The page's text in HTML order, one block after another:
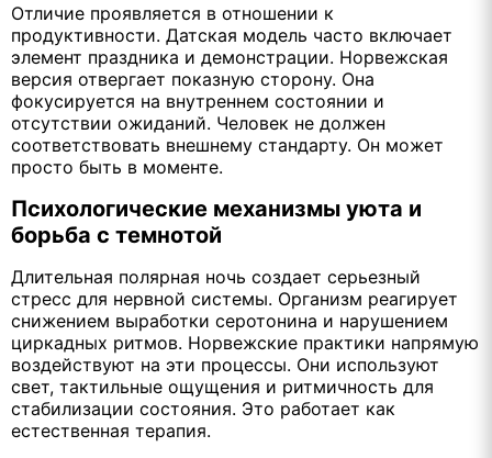
Отличие проявляется в отношении к
продуктивности. Датская модель часто включает
элемент праздника и демонстрации. Норвежская
версия отвергает показную сторону. Она
фокусируется на внутреннем состоянии и
отсутствии ожиданий. Человек не должен
соответствовать внешнему стандарту. Он может
просто быть в моменте.
Психологические механизмы уюта и
борьба с темнотой
Длительная полярная ночь создает серьезный
стресс для нервной системы. Организм реагирует
снижением выработки серотонина и нарушением
циркадных ритмов. Норвежские практики напрямую
воздействуют на эти процессы. Они используют
свет, тактильные ощущения и ритмичность для
стабилизации состояния. Это работает как
естественная терапия.